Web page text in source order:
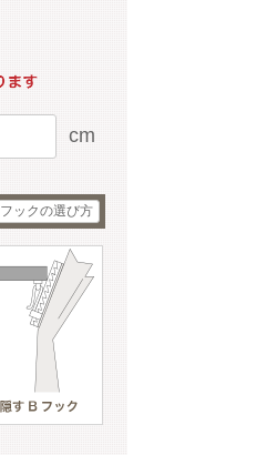
cm
フックの選び方